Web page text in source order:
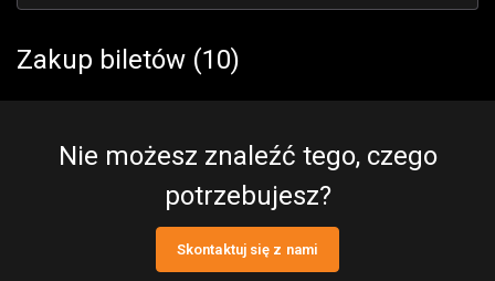
Zakup biletów (10)
Nie możesz znaleźć tego, czego
potrzebujesz?
Skontaktuj się z nami